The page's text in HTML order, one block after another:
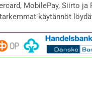
MobilePay, Siirto
käytännöt